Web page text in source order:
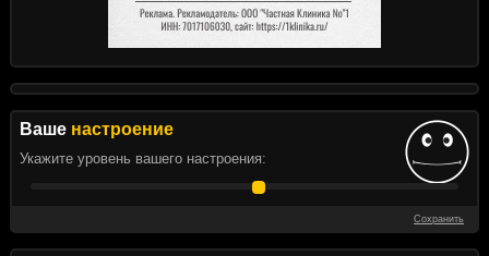
Ваше настроение
Укажите уровень вашего настроения:
Сохранить